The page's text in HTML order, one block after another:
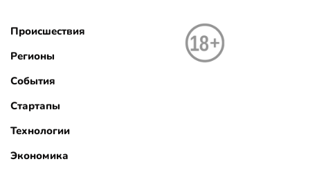
Происшествия
Регионы
События
Стартапы
Технологии
Экономика